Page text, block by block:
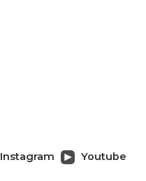
Instagram Youtube